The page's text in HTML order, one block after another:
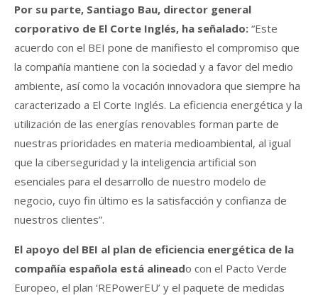
Por su parte, Santiago Bau, director general
corporativo de El Corte Inglés, ha señalado: “Este
acuerdo con el BEI pone de manifiesto el compromiso que
la compañía mantiene con la sociedad y a favor del medio
ambiente, así como la vocación innovadora que siempre ha
caracterizado a El Corte Inglés. La eficiencia energética y la
utilización de las energías renovables forman parte de
nuestras prioridades en materia medioambiental, al igual
que la ciberseguridad y la inteligencia artificial son
esenciales para el desarrollo de nuestro modelo de
negocio, cuyo fin último es la satisfacción y confianza de
nuestros clientes”.
El apoyo del BEI al plan de eficiencia energética de la
compañía española está alineado con el Pacto Verde
Europeo, el plan ‘REPowerEU’ y el paquete de medidas